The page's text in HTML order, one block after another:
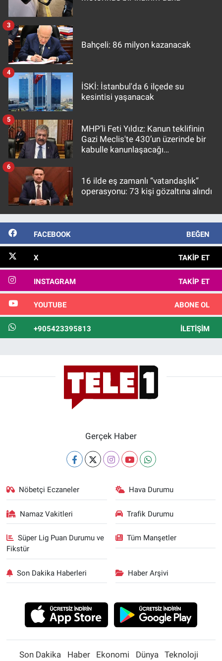
Bahçeli: 86 milyon kazanacak
3
İSKİ: İstanbul'da 6 ilçede su
kesintisi yaşanacak
4
MHP’li Feti Yıldız: Kanun teklifinin
Gazi Meclis'te 430’un üzerinde bir
kabulle kanunlaşacağı
5
16 ilde eş zamanlı “vatandaşlık”
operasyonu: 73 kişi gözaltına alındı
6
FACEBOOK BEĞEN
X TAKIP ET
INSTAGRAM TAKIP ET
YOUTUBE ABONE OL
+905423395813 İLETIŞIM
Gerçek Haber
Nöbetçi Eczaneler Hava Durumu
Namaz Vakitleri Trafik Durumu
Süper Lig Puan Durumu ve
Fikstür
Tüm Manşetler
Son Dakika Haberleri Haber Arşivi
Son Dakika Haber Ekonomi Dünya Teknoloji